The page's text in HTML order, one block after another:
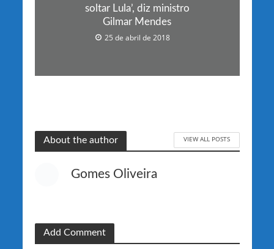
soltar Lula’, diz ministro
Gilmar Mendes
25 de abril de 2018
About the author VIEW ALL POSTS
Gomes Oliveira
Add Comment